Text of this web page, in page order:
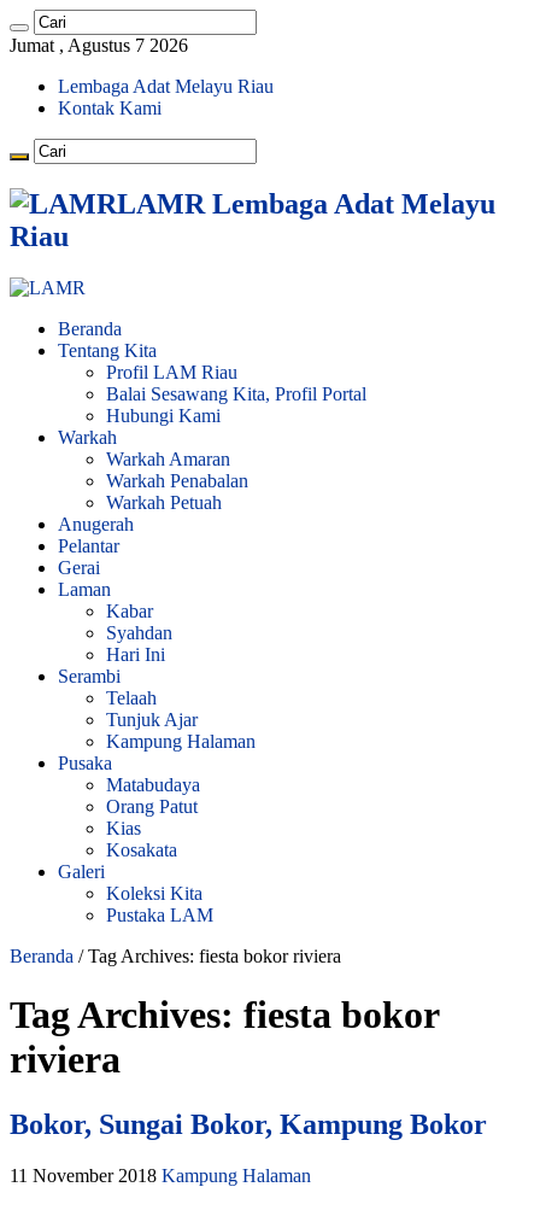
Jumat , Agustus 7 2026
Lembaga Adat Melayu Riau
Kontak Kami
LAMR Lembaga Adat Melayu
Riau
Beranda
Tentang Kita
Profil LAM Riau
Balai Sesawang Kita, Profil Portal
Hubungi Kami
Warkah
Warkah Amaran
Warkah Penabalan
Warkah Petuah
Anugerah
Pelantar
Gerai
Laman
Kabar
Syahdan
Hari Ini
Serambi
Telaah
Tunjuk Ajar
Kampung Halaman
Pusaka
Matabudaya
Orang Patut
Kias
Kosakata
Galeri
Koleksi Kita
Pustaka LAM
Beranda / Tag Archives: fiesta bokor riviera
Tag Archives: fiesta bokor
riviera
Bokor, Sungai Bokor, Kampung Bokor
11 November 2018 Kampung Halaman